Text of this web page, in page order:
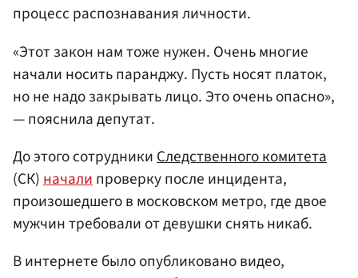
процесс распознавания личности.
«Этот закон нам тоже нужен. Очень многие
начали носить паранджу. Пусть носят платок,
но не надо закрывать лицо. Это очень опасно»,
— пояснила депутат.
До этого сотрудникиСледственного комитета
(СК)началипроверку после инцидента,
произошедшего в московском метро, где двое
мужчин требовали от девушки снять никаб.
В интернете было опубликовано видео,